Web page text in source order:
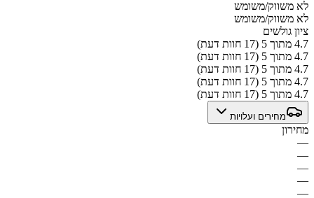
לא משווק/משומש
לא משווק/משומש
ציון גולשים
4.7 מתוך 5 (17 חוות דעת)
4.7 מתוך 5 (17 חוות דעת)
4.7 מתוך 5 (17 חוות דעת)
4.7 מתוך 5 (17 חוות דעת)
4.7 מתוך 5 (17 חוות דעת)
מחירים ועלויות
מחירון
—
—
—
—
—